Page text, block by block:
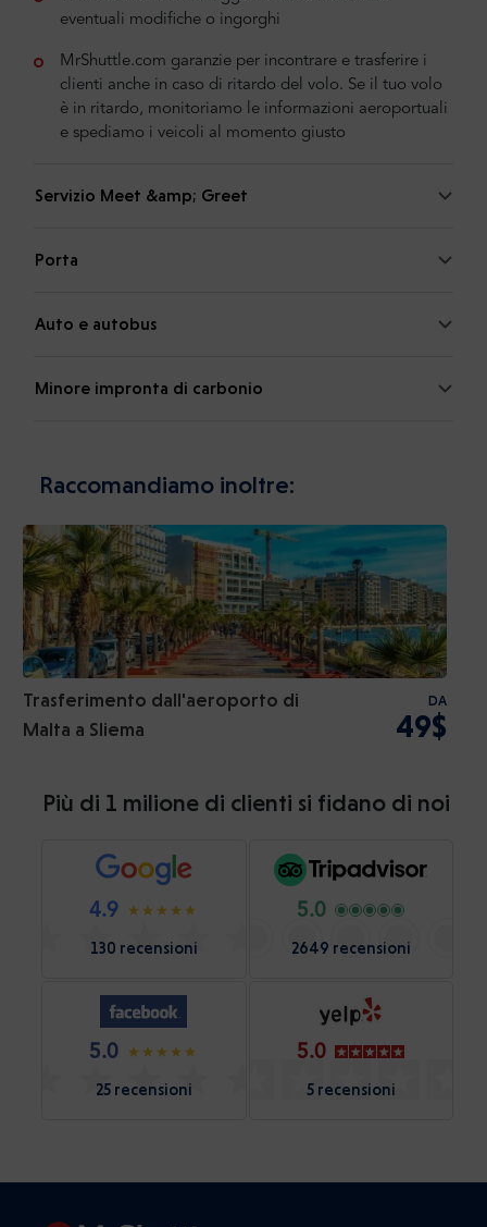
eventuali modifiche o ingorghi
MrShuttle.com garanzie per incontrare e trasferire i
clienti anche in caso di ritardo del volo. Se il tuo volo
è in ritardo, monitoriamo le informazioni aeroportuali
e spediamo i veicoli al momento giusto
Servizio Meet &amp; Greet
Porta
Auto e autobus
Minore impronta di carbonio
Raccomandiamo inoltre:
Trasferimento dall'aeroporto di
Malta a Sliema
DA
49$
Più di 1 milione di clienti si fidano di noi
4.9
130 recensioni
5.0
2649 recensioni
5.0
25 recensioni
5.0
5 recensioni